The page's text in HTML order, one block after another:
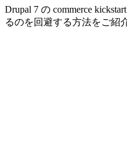
Drupal 7 の commerce
るのを回避する方法をご紹